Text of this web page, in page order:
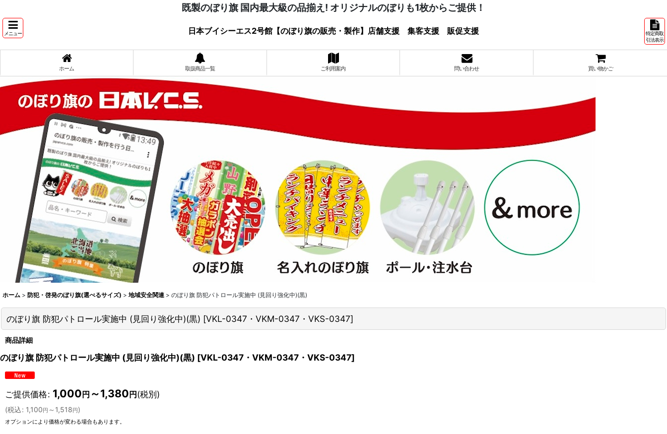
既製のぼり旗 国内最大級の品揃え! オリジナルのぼりも1枚からご提供！
メニュー 日本ブイシーエス2号館【のぼり旗の販売・製作】店舗支援 集客支援 販促支援
特定商取
引法表示
ホーム 取扱商品一覧 ご利用案内 問い合わせ 買い物かご
ホーム > 防犯・啓発のぼり旗(選べるサイズ) > 地域安全関連 > のぼり旗 防犯パトロール実施中 (見回り強化中)(黒)
のぼり旗 防犯パトロール実施中 (見回り強化中)(黒) [VKL-0347・VKM-0347・VKS-0347]
商品詳細
のぼり旗 防犯パトロール実施中 (見回り強化中)(黒) [VKL-0347・VKM-0347・VKS-0347]
ご提供価格: 1,000 円 ～1,380 円 (税別)
(税込: 1,100円 ～1,518円)
オプションにより価格が変わる場合もあります。